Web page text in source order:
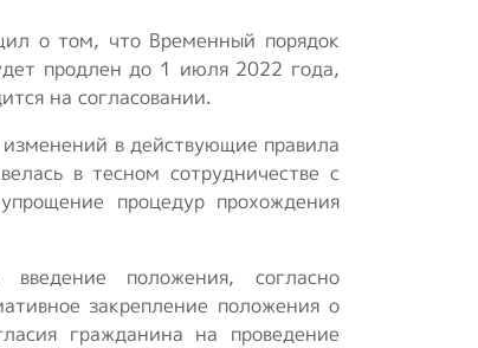
Опросы ВЦИОМ
о том, что Временный порядок
продлен до 1 июля 2022 года,
на согласовании.
в действующие правила
в тесном сотрудничестве с
процедур прохождения
положения, согласно
закрепление положения о
гражданина на проведение